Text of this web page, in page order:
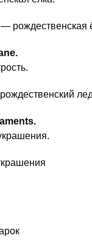
— рождественская